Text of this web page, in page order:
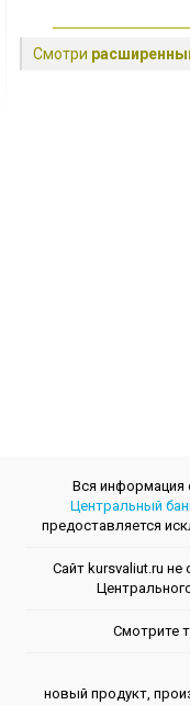
Смотри
Вся информация
Центральный
предоставляется
Сайт kursvaliut.ru
Смотрите
новый продукт,